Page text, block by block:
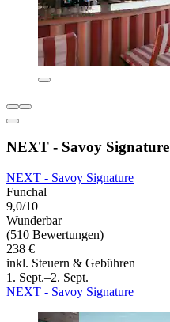
NEXT - Savoy Signature
NEXT - Savoy Signature
Funchal
9,0/10
Wunderbar
(510 Bewertungen)
238 €
inkl. Steuern & Gebühren
1. Sept.–2. Sept.
NEXT - Savoy Signature